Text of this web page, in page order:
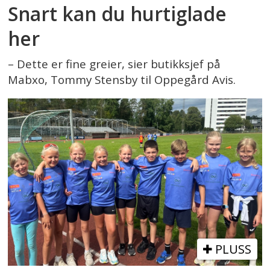
Snart kan du hurtiglade
her
– Dette er fine greier, sier butikksjef på
Mabxo, Tommy Stensby til Oppegård Avis.
PLUSS